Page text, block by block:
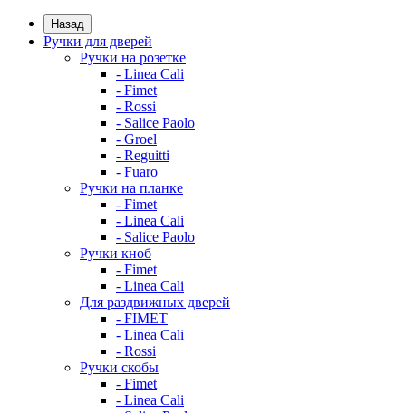
Назад
Ручки для дверей
Ручки на розетке
- Linea Cali
- Fimet
- Rossi
- Salice Paolo
- Groel
- Reguitti
- Fuaro
Ручки на планке
- Fimet
- Linea Cali
- Salice Paolo
Ручки кноб
- Fimet
- Linea Cali
Для раздвижных дверей
- FIMET
- Linea Cali
- Rossi
Ручки скобы
- Fimet
- Linea Cali